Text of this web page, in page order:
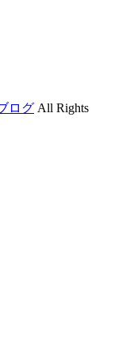
ログ All Rights